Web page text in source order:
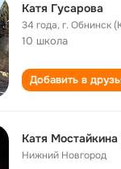
Катя Гусарова
34 года,г. Обнинск
10 школа
Добавить в
Катя
Нижний Новгород